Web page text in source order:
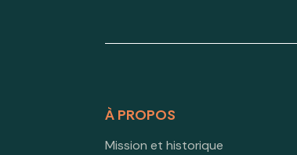
À PROPOS
Mission et historique